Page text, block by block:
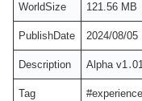
WorldSize 121.56 MB
PublishDate 2024/08/05
Description Alpha
Tag